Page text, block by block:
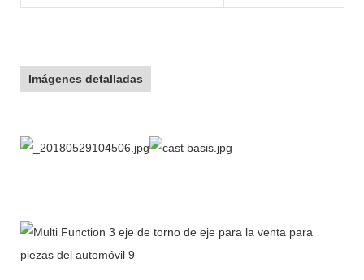
Imágenes detalladas